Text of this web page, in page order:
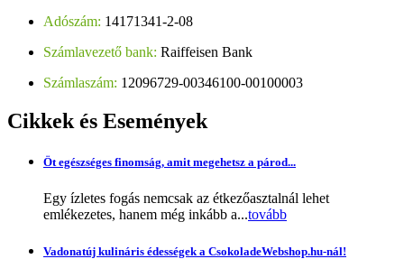
Adószám: 14171341-2-08
Számlavezető bank: Raiffeisen Bank
Számlaszám: 12096729-00346100-00100003
Cikkekés Események
Öt egészséges finomság, amit megehetsz a párod...
Egy ízletes fogás nemcsak az étkezőasztalnál lehet
emlékezetes, hanem még inkább a...tovább
Vadonatúj kulináris édességek a CsokoladeWebshop.hu-nál!